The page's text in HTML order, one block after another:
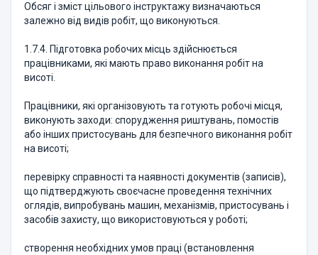
Обсяг і зміст цільового інструктажу визначаються
залежно від видів робіт, що виконуються.
1.7.4. Підготовка робочих місць здійснюється
працівниками, які мають право виконання робіт на
висоті.
Працівники, які організовують та готують робочі місця,
виконують заходи: спорудження риштувань, помостів
або інших пристосувань для безпечного виконання робіт
на висоті;
перевірку справності та наявності документів (записів),
що підтверджують своєчасне проведення технічних
оглядів, випробувань машин, механізмів, пристосувань і
засобів захисту, що використовуються у роботі;
створення необхідних умов праці (встановлення